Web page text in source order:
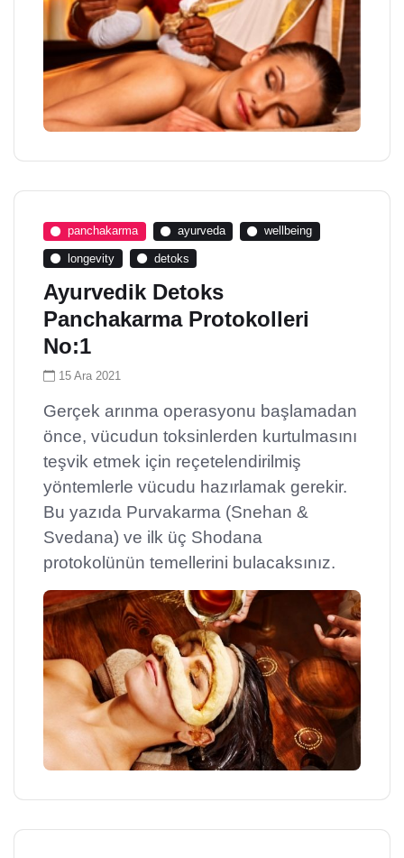
panchakarma ayurveda wellbeing
longevity detoks
Ayurvedik Detoks
Panchakarma Protokolleri
No:1
15 Ara 2021
Gerçek arınma operasyonu başlamadan
önce, vücudun toksinlerden kurtulmasını
teşvik etmek için reçetelendirilmiş
yöntemlerle vücudu hazırlamak gerekir.
Bu yazıda Purvakarma (Snehan &
Svedana) ve ilk üç Shodana
protokolünün temellerini bulacaksınız.